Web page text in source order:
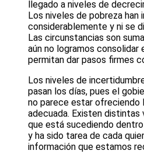
llegado a niveles de
Los niveles de pobreza han
considerablemente y ni se
Las circunstancias son
aún no logramos consolidar
permitan dar pasos firmes
Los niveles de
pasan los días, pues el
no parece estar ofreciendo
adecuada. Existen distintas
que está sucediendo
y ha sido tarea de cada
información que estamos